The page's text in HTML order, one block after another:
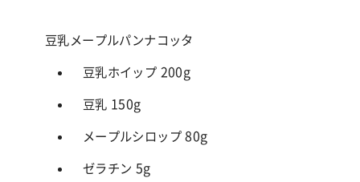
豆乳メープルパンナコッタ
豆乳ホイップ 200g
豆乳 150g
メープルシロップ 80g
ゼラチン 5g